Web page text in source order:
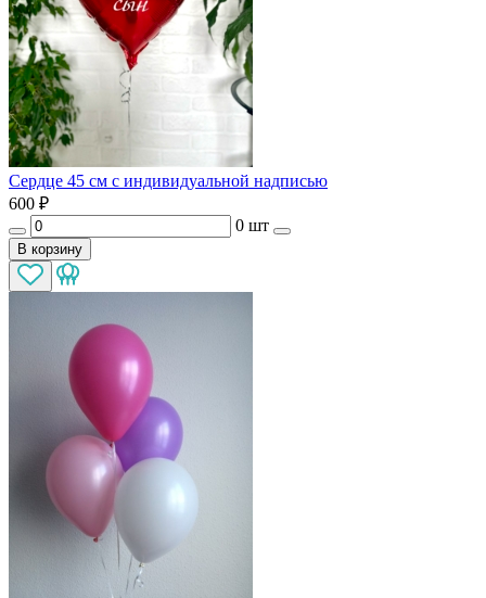
Сердце 45 см с индивидуальной надписью
600 ₽
0 шт
В корзину